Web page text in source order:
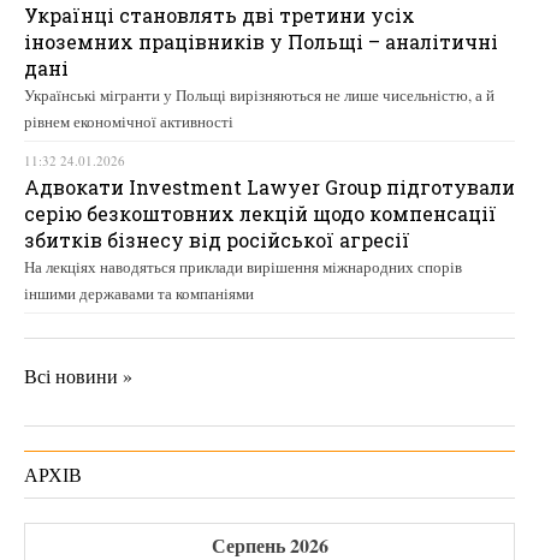
Українці становлять дві третини усіх
іноземних працівників у Польщі – аналітичні
дані
Українські мігранти у Польщі вирізняються не лише чисельністю, а й
рівнем економічної активності
11:32 24.01.2026
Адвокати Investment Lawyer Group підготували
серію безкоштовних лекцій щодо компенсації
збитків бізнесу від російської агресії
На лекціях наводяться приклади вирішення міжнародних спорів
іншими державами та компаніями
Всі новини »
АРХІВ
Серпень 2026